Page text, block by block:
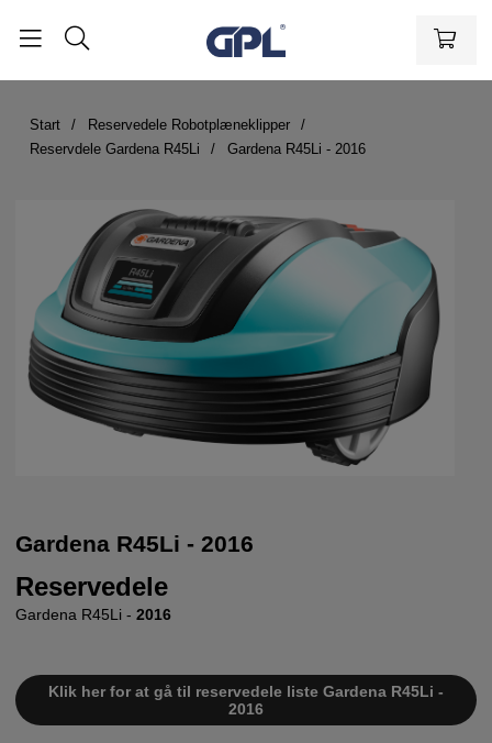
Start
Reservedele Robotplæneklipper
Reservdele Gardena R45Li
Gardena R45Li - 2016
Gardena R45Li - 2016
Reservedele
Gardena R45Li - 2016
Klik her for at gå til reservedele liste Gardena R45Li -
2016